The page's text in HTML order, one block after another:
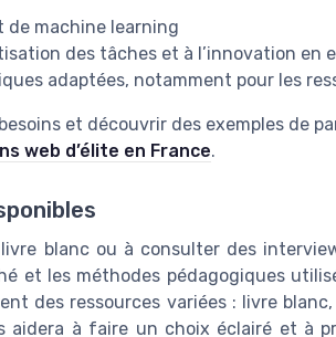
de machine learning
des tâches et à l’innovation en
adaptées, notamment pour les
et découvrir des exemples de
web d’élite en France.
blanc ou à consulter des
et les méthodes pédagogiques
des ressources variées : livre
à faire un choix éclairé et à